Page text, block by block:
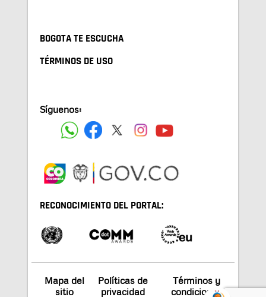
BOGOTA TE ESCUCHA
TÉRMINOS DE USO
Síguenos:
RECONOCIMIENTO DEL PORTAL:
Mapa del
sitio
Políticas de
privacidad
Términos y
condiciones